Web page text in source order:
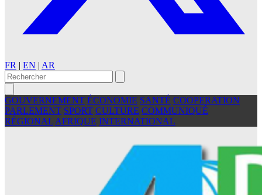
FR | EN | AR
GOUVERNEMENT ÉCONOMIE SANTÉ COOPERATION
PARLEMENT SPORT CULTURE COMMUNIQUÉ
RÉGIONAL AFRIQUE INTERNATIONAL